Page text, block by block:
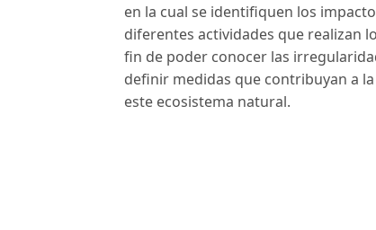
en la cual se identifiquen los
diferentes actividades que realizan
fin de poder conocer las
definir medidas que contribuyan a
este ecosistema natural.